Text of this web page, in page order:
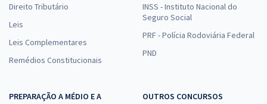
Direito Tributário
Leis
Leis Complementares
Remédios Constitucionais
INSS - Instituto Nacional do
Seguro Social
PRF - Polícia Rodoviária Federal
PND
PREPARAÇÃO A MÉDIO E A
OUTROS CONCURSOS